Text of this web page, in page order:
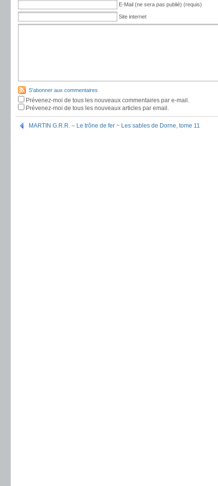
E-Mail (ne sera pas publié) (requis)
Site internet
S'abonner aux commentaires
Prévenez-moi de tous les nouveaux commentaires par e-mail.
Prévenez-moi de tous les nouveaux articles par email.
MARTIN G.R.R. – Le trône de fer ~ Les sables de Dorne, tome 11